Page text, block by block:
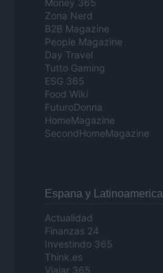
Money 365
Zona Nerd
B2B Magazine
People Magazine
Day Travel
Tutto Gaming
ESG 365
Food Wiki
FuturoDonna
HomeMagazine
SecondHomeMagazine
Espana y Latinoamerica
Actualidad
Finanzas 24
Investindo 365
Think.es
Viajar 365